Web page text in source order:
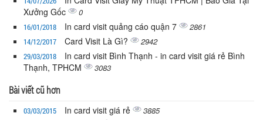
Xưởng Gốc
0
16/01/2018 In card visit quảng cáo quận 7 2861
14/12/2017 Card Visit Là Gì? 2942
29/03/2018
In card visit Bình Thạnh - in card visit giá rẻ Bình
Thạnh, TPHCM
3083
Bài viết cũ hơn
03/03/2015 In card visit giá rẻ 3885